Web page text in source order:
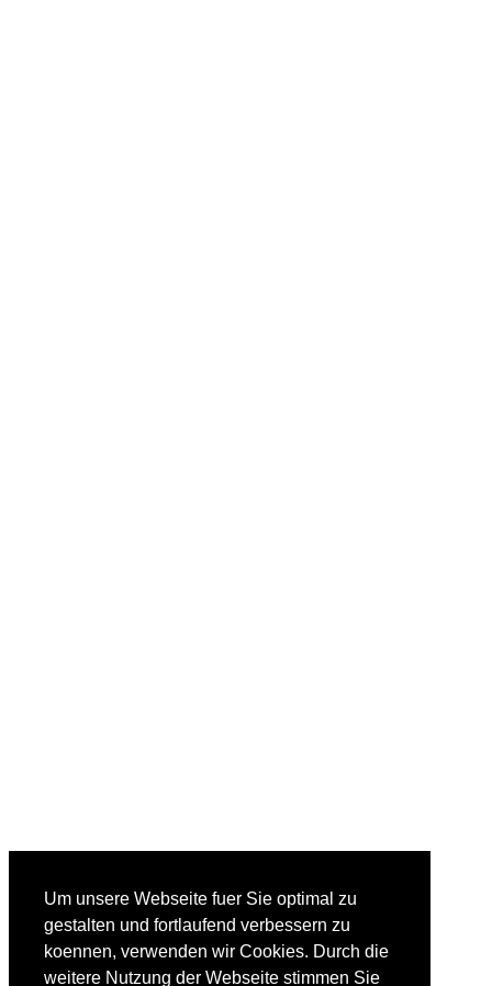
Um unsere Webseite fuer Sie optimal zu
gestalten und fortlaufend verbessern zu
koennen, verwenden wir Cookies. Durch die
weitere Nutzung der Webseite stimmen Sie